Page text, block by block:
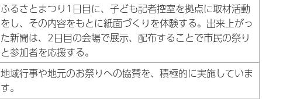
ふるさとまつり1日目に、子ども記者控室を拠点に取材活動
をし、その内容をもとに紙面づくりを体験する。出来上がっ
た新聞は、2日目の会場で展示、配布することで市民の祭り
と参加者を応援する。
地域行事や地元のお祭りへの協賛を、積極的に実施していま
す。